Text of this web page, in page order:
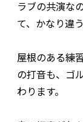
ラブの共演な
て、かなり違
屋根のある練
の打音も、ゴ
わります。